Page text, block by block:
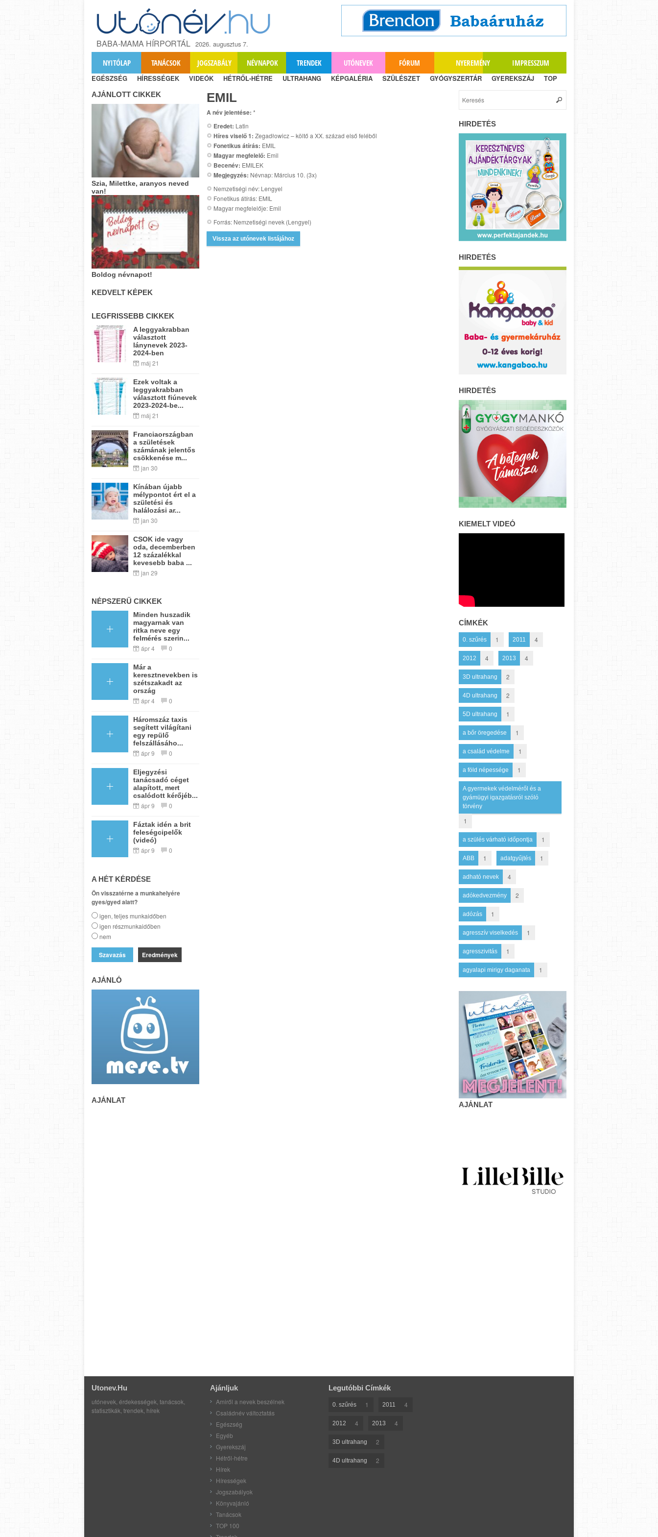
BABA-MAMA HÍRPORTÁL 2026. augusztus 7.
NYITÓLAP TANÁCSOK JOGSZABÁLY NÉVNAPOK TRENDEK UTÓNEVEK FÓRUM NYEREMÉNY IMPRESSZUM
EGÉSZSÉG HÍRESSÉGEK VIDEÓK HÉTRŐL-HÉTRE ULTRAHANG KÉPGALÉRIA SZÜLÉSZET GYÓGYSZERTÁR GYEREKSZÁJ TOP
EMIL
A név jelentése: *
Eredet: Latin
Híres viselő 1: Zegadłowicz – költő a XX. század első feléből
Fonetikus átírás: EMIL
Magyar megfelelő: Emil
Becenév: EMILEK
Megjegyzés: Névnap: Március 10. (3x)
Nemzetiségi név: Lengyel
Fonetikus átírás: EMIL
Magyar megfelelője: Emil
Forrás: Nemzetiségi nevek (Lengyel)
Vissza az utónevek listájához
AJÁNLOTT CIKKEK
Szia, Milettke, aranyos neved
van!
Boldog névnapot!
KEDVELT KÉPEK
LEGFRISSEBB CIKKEK
A leggyakrabban
választott
lánynevek 2023-
2024-ben
máj 21
Ezek voltak a
leggyakrabban
választott fiúnevek
2023-2024-be...
máj 21
Franciaországban
a születések
számának jelentős
csökkenése m...
jan 30
Kínában újabb
mélypontot ért el a
születési és
halálozási ar...
jan 30
CSOK ide vagy
oda, decemberben
12 százalékkal
kevesebb baba ...
jan 29
NÉPSZERŰ CIKKEK
Minden huszadik
magyarnak van
ritka neve egy
felmérés szerin...
ápr 4 0
Már a
keresztnevekben is
szétszakadt az
ország
ápr 4 0
Háromszáz taxis
segített világítani
egy repülő
felszállásáho...
ápr 9 0
Eljegyzési
tanácsadó céget
alapított, mert
csalódott kérőjéb...
ápr 9 0
Fáztak idén a brit
feleségcipelők
(videó)
ápr 9 0
A HÉT KÉRDÉSE
Ön visszatérne a munkahelyére
gyes/gyed alatt?
igen, teljes munkaidőben
igen részmunkaidőben
nem
Eredmények
AJÁNLÓ
AJÁNLAT
HIRDETÉS
HIRDETÉS
HIRDETÉS
KIEMELT VIDEÓ
CÍMKÉK
0. szűrés 1 2011 4
2012 4 2013 4
3D ultrahang 2
4D ultrahang 2
5D ultrahang 1
a bőr öregedése 1
a család védelme 1
a föld népessége 1
A gyermekek védelméről és a
gyámügyi igazgatásról szóló
törvény
1
a szülés várható időpontja 1
ABB 1 adatgyűjtés 1
adható nevek 4
adókedvezmény 2
adózás 1
agresszív viselkedés 1
agresszivitás 1
agyalapi mirigy daganata 1
AJÁNLAT
Utonev.hu
utónevek, érdekességek, tanácsok,
statisztikák, trendek, hírek
Ajánljuk
Amiről a nevek beszélnek
Családnév változtatás
Egészség
Egyéb
Gyerekszáj
Hétről-hétre
Hírek
Hírességek
Jogszabályok
Könyvajánló
Tanácsok
TOP 100
Legutóbbi Címkék
0. szűrés 1 2011 4
2012 4 2013 4
3D ultrahang 2
4D ultrahang 2